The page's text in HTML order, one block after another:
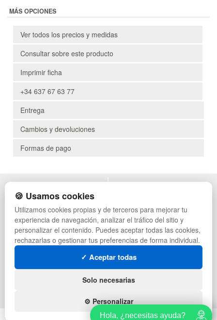
MÁS OPCIONES
Ver todos los precios y medidas
Consultar sobre este producto
Imprimir ficha
+34 637 67 63 77
Entrega
Cambios y devoluciones
Formas de pago
POLÍTICA DE PRIVACIDAD
CONDICIONES DE USO
CAMBIOS Y DEVOLUCIONES
CONTACTO
QUIENES SOMOS
MAPA WEB
PREGUNTAS FRECUENTES
SÍGUENOS:
MUEBLES VINTAGE
MUEBLES HOSTELERÍA
SUMINISTROS HOSTELERÍA
TIENDA DE DEPORTES
LOTES DE NAVIDAD
GESTIÓN DE RESIDUOS
Hola, ¿necesitas ayuda?
🍪 Usamos cookies
Utilizamos cookies propias y de terceros para mejorar tu
experiencia de navegación, analizar el tráfico del sitio y
personalizar el contenido. Puedes aceptar todas las cookies,
rechazarlas o gestionar tus preferencias de forma individual.
✓ Aceptar todas
Solo necesarias
⚙️ Personalizar
Hola, ¿necesitas ayuda?